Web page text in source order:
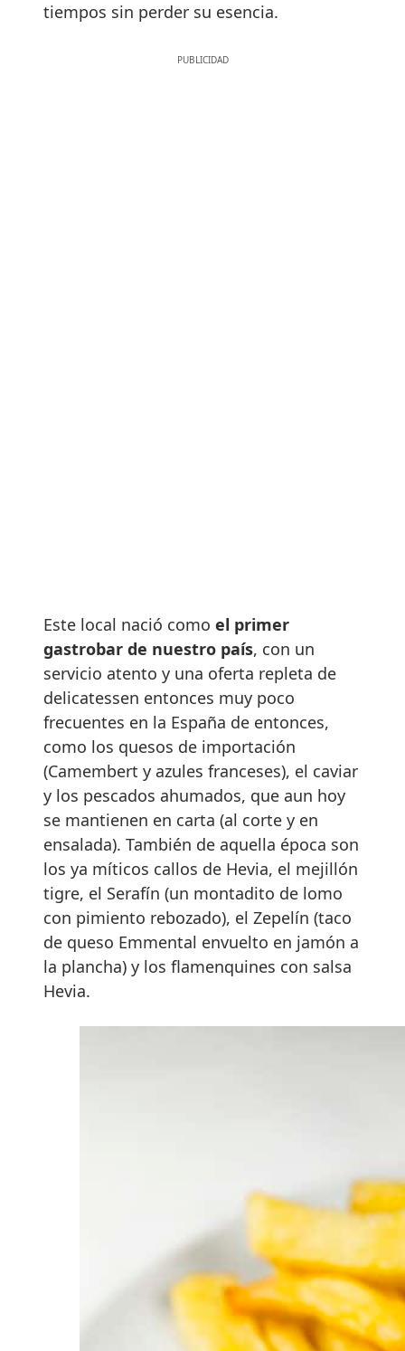
tiempos sin perder su esencia.
Este local nació como el primer
gastrobar de nuestro país, con un
servicio atento y una oferta repleta de
delicatessen entonces muy poco
frecuentes en la España de entonces,
como los quesos de importación
(Camembert y azules franceses), el caviar
y los pescados ahumados, que aun hoy
se mantienen en carta (al corte y en
ensalada). También de aquella época son
los ya míticos callos de Hevia, el mejillón
tigre, el Serafín (un montadito de lomo
con pimiento rebozado), el Zepelín (taco
de queso Emmental envuelto en jamón a
la plancha) y los flamenquines con salsa
Hevia.